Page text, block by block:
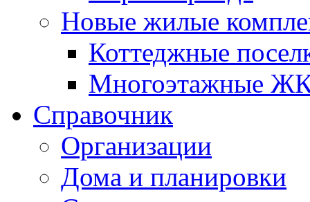
Новые жилые
Коттеджные
Многоэтажные
Справочник
Организации
Дома и планировки